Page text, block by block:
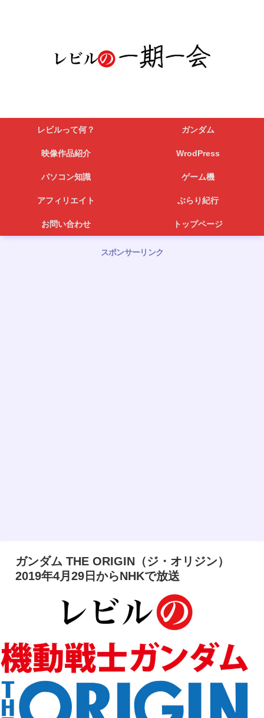
レビルって何？ ガンダム
映像作品紹介 WrodPress
パソコン知識 ゲーム機
アフィリエイト ぶらり紀行
お問い合わせ トップページ
スポンサーリンク
ガンダム THE ORIGIN（ジ・オリジン）
2019年4月29日からNHKで放送